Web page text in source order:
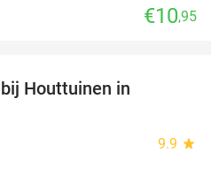
€10,95
Houttuinen in
9.9 star